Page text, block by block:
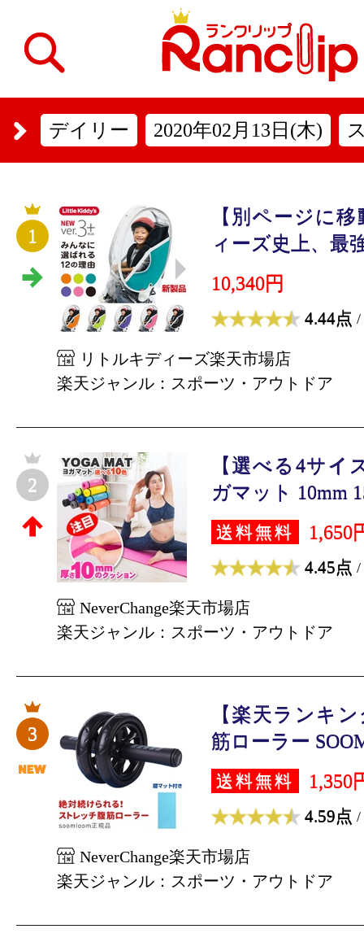
デイリー 2020年02月13日(木)
1
【別ページに
ィーズ史上、最
10,340円
4.44点 /
リトルキディーズ楽天市場店
楽天ジャンル：スポーツ・アウトドア
2
【選べる4サイ
ガマット 10mm
送料無料 1,650
4.45点 /
NeverChange楽天市場店
楽天ジャンル：スポーツ・アウトドア
3
【楽天ランキ
筋ローラー
送料無料 1,350
4.59点 /
NeverChange楽天市場店
楽天ジャンル：スポーツ・アウトドア